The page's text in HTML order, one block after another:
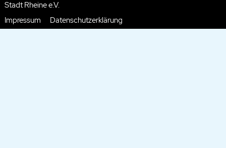
Stadt Rheine e.V.
Impressum
Datenschutzerklärung